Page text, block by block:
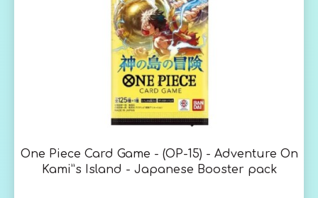
One Piece Card Game - (OP-15) - Adventure On
Kami”s Island - Japanese Booster pack